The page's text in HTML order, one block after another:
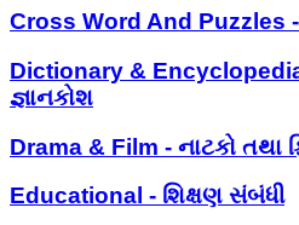
Cross Word And Puzzles
Dictionary &
જ્ઞાનકોશ
Drama & Film - નાટકો તથા
Educational - શિક્ષણ સંબંધી